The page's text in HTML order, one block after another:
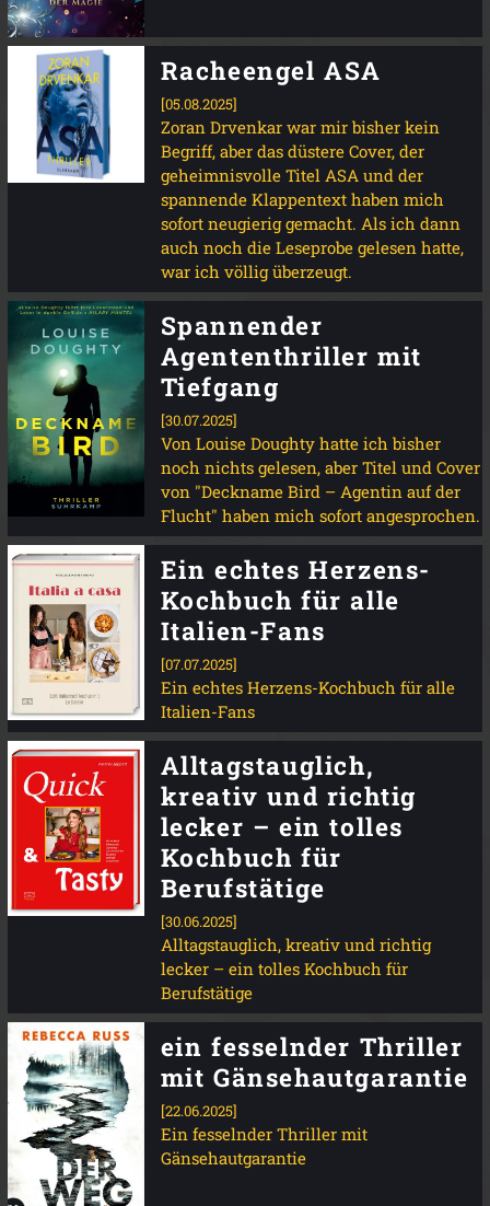
Racheengel ASA
[05.08.2025]
Zoran Drvenkar war mir bisher kein
Begriff, aber das düstere Cover, der
geheimnisvolle Titel ASA und der
spannende Klappentext haben mich
sofort neugierig gemacht. Als ich dann
auch noch die Leseprobe gelesen hatte,
war ich völlig überzeugt.
Spannender
Agententhriller mit
Tiefgang
[30.07.2025]
Von Louise Doughty hatte ich bisher
noch nichts gelesen, aber Titel und Cover
von "Deckname Bird – Agentin auf der
Flucht" haben mich sofort angesprochen.
Ein echtes Herzens-
Kochbuch für alle
Italien-Fans
[07.07.2025]
Ein echtes Herzens-Kochbuch für alle
Italien-Fans
Alltagstauglich,
kreativ und richtig
lecker – ein tolles
Kochbuch für
Berufstätige
[30.06.2025]
Alltagstauglich, kreativ und richtig
lecker – ein tolles Kochbuch für
Berufstätige
ein fesselnder Thriller
mit Gänsehautgarantie
[22.06.2025]
Ein fesselnder Thriller mit
Gänsehautgarantie